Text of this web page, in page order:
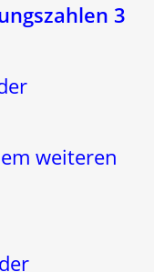
3
weiteren